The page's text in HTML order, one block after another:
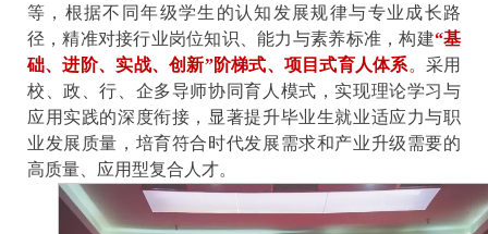
等，根据不同年级学生的认知发展规律与专业成长路
径，精准对接行业岗位知识、能力与素养标准，构建“基
础、进阶、实战、创新”阶梯式、 项目式育人体系。 采用
校、政、行、企多导师协同育人模式，实现理论学习与
应用实践的深度衔接，显著提升毕业生就业适应力与职
业发展质量，培育符合时代发展需求和产业升级需要的
高质量、应用型复合人才。